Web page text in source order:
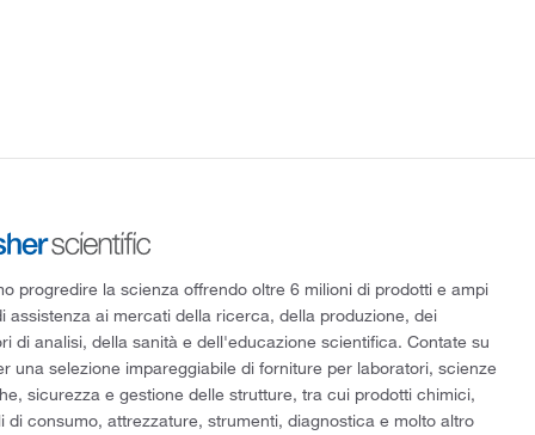
progredire la scienza offrendo oltre 6 milioni di prodotti e ampi
assistenza ai mercati della ricerca, della produzione, dei
di analisi, della sanità e dell'educazione scientifica. Contate su
una selezione impareggiabile di forniture per laboratori, scienze
sicurezza e gestione delle strutture, tra cui prodotti chimici,
di consumo, attrezzature, strumenti, diagnostica e molto altro